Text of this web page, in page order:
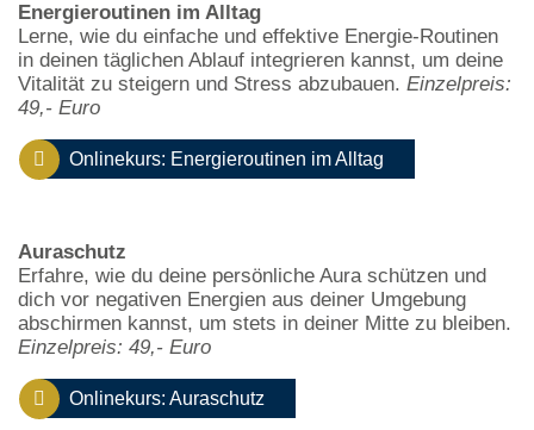
Energieroutinen im Alltag
Lerne, wie du einfache und effektive Energie-Routinen
in deinen täglichen Ablauf integrieren kannst, um deine
Vitalität zu steigern und Stress abzubauen. Einzelpreis:
49,- Euro
Onlinekurs: Energieroutinen im Alltag
Auraschutz
Erfahre, wie du deine persönliche Aura schützen und
dich vor negativen Energien aus deiner Umgebung
abschirmen kannst, um stets in deiner Mitte zu bleiben.
Einzelpreis: 49,- Euro
Onlinekurs: Auraschutz